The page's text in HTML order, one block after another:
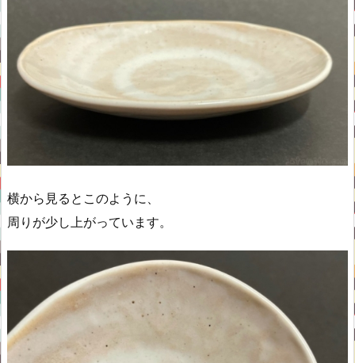
横から見るとこのように、
周りが少し上がっています。